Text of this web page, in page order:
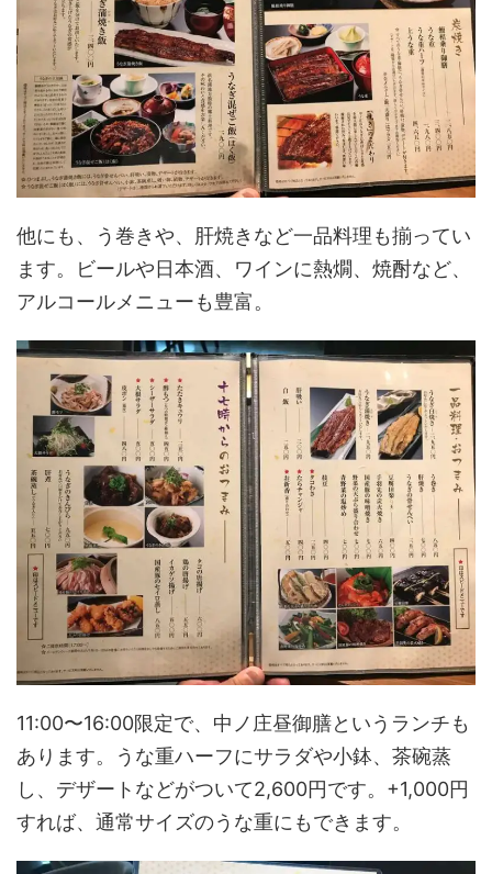
他にも、う巻きや、肝焼きなど一品料理も揃ってい
ます。ビールや日本酒、ワインに熱燗、焼酎など、
アルコールメニューも豊富。
11:00〜16:00限定で、中ノ庄昼御膳というランチも
あります。うな重ハーフにサラダや小鉢、茶碗蒸
し、デザートなどがついて2,600円です。+1,000円
すれば、通常サイズのうな重にもできます。